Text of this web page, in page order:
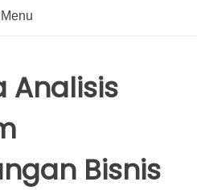
Menu
Analisis
Bisnis